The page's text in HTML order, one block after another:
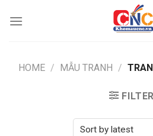
HOME / MẪU TRANH /
FILTER